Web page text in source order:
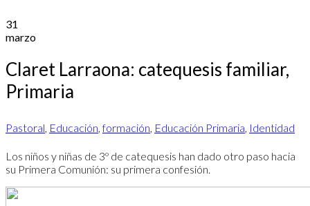
31
marzo
Claret Larraona: catequesis familiar,
Primaria
Pastoral, Educación,formación, Educación Primaria, Identidad
Los niños y niñas de 3º de catequesis han dado otro paso hacia
su Primera Comunión: su primera confesión.